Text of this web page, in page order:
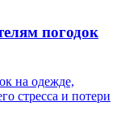
погодок
на одежде,
стресса и потери